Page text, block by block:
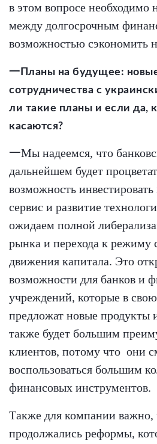
в этом вопросе необходимо
между долгосрочным
возможностью сэкономить
一Планы на будущее:
сотрудничества с
ли такие планы и если да,
касаются?
一Мы надеемся, что
дальнейшем будет
возможность
сервис и развитие
ожидаем полной
рынка и перехода к режиму
движения капитала. Это
возможности для банков и
учреждений, которые в
предложат новые продукты
также будет большим
клиентов, потому что они
воспользоваться большим
финансовых инструментов.
Также для компании важно,
продолжались реформы,